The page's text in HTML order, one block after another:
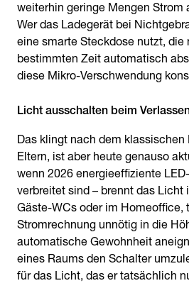
weiterhin geringe Mengen Strom
Wer das Ladegerät bei
eine smarte Steckdose nutzt, die
bestimmten Zeit automatisch
diese Mikro-Verschwendung
Licht ausschalten beim
Das klingt nach dem klassischen
Eltern, ist aber heute genauso
wenn 2026 energieeffiziente
verbreitet sind – brennt das Licht
Gäste-WCs oder im Homeoffice,
Stromrechnung unnötig in die
automatische Gewohnheit
eines Raums den Schalter
für das Licht, das er tatsächlich